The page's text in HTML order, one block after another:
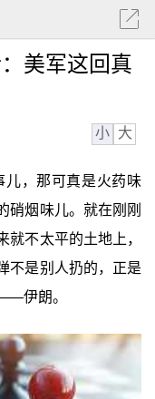
美军这回真
小 大
儿，那可真是火药味
硝烟味儿。就在刚刚
不太平的土地上，
不是别人扔的，正是
伊朗。